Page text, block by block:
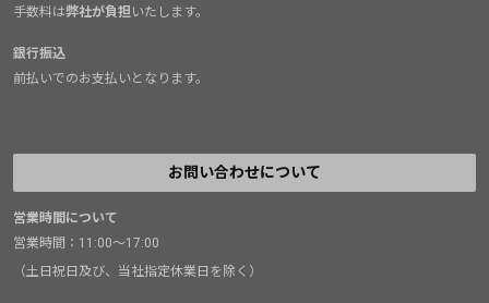
手数料は弊社が負担いたします。
銀行振込
前払いでのお支払いとなります。
お問い合わせについて
営業時間について
営業時間：11:00～17:00
（土日祝日及び、当社指定休業日を除く）